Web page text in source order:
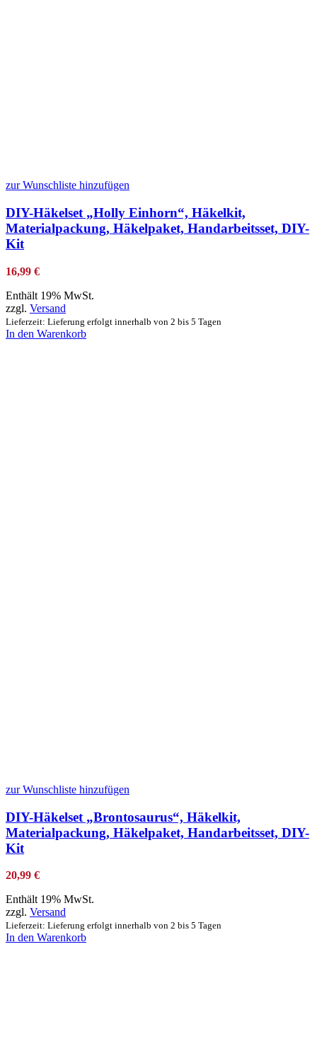
zur Wunschliste hinzufügen
DIY-Häkelset „Holly Einhorn“, Häkelkit,
Materialpackung, Häkelpaket, Handarbeitsset, DIY-
Kit
16,99 €
Enthält 19% MwSt.
zzgl. Versand
Lieferzeit: Lieferung erfolgt innerhalb von 2 bis 5 Tagen
In den Warenkorb
zur Wunschliste hinzufügen
DIY-Häkelset „Brontosaurus“, Häkelkit,
Materialpackung, Häkelpaket, Handarbeitsset, DIY-
Kit
20,99 €
Enthält 19% MwSt.
zzgl. Versand
Lieferzeit: Lieferung erfolgt innerhalb von 2 bis 5 Tagen
In den Warenkorb